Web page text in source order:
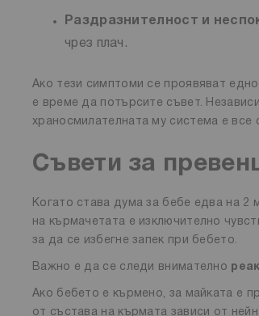
Раздразнителност и
чрез плач.
Ако тези симптоми се проявяват
е време да потърсите съвет.
храносмилателната му система е все
Съвети за
Когато става дума за бебе едва на 2
на кърмачетата е изключително
за да се избегне запек при бебето.
Важно е да се следи внимателно
Ако бебето е кърмено, за майката е
от състава на кърмата зависи от